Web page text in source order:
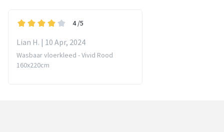
4 /5
Lian H. | 10 Apr, 2024
Wasbaar vloerkleed - Vivid Rood
160x220cm